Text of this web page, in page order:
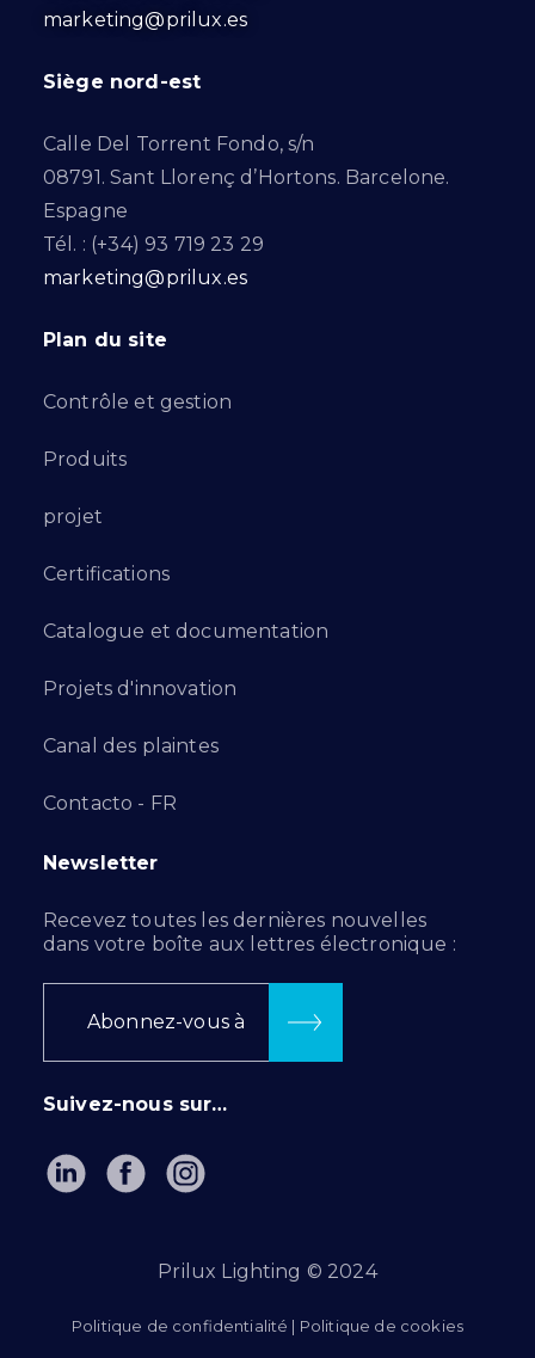
marketing@prilux.es
Siège nord-est
Calle Del Torrent Fondo, s/n
08791. Sant Llorenç d’Hortons. Barcelone.
Espagne
Tél. : (+34) 93 719 23 29
marketing@prilux.es
Plan du site
Contrôle et gestion
Produits
projet
Certifications
Catalogue et documentation
Projets d'innovation
Canal des plaintes
Contacto - FR
Newsletter
Recevez toutes les dernières nouvelles
dans votre boîte aux lettres électronique :
Abonnez-vous à
Suivez-nous sur…
Prilux Lighting © 2024
Politique de confidentialité | Politique de cookies